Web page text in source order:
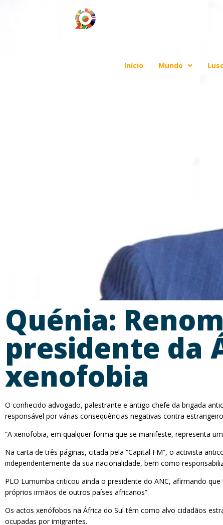
Início Mundo
Quénia:
presidente da
xenofobia
O conhecido advogado, palestrante e antigo chefe da brigada
responsável por várias consequências negativas contra
“A xenofobia, em qualquer forma que se manifeste, representa
Na carta de três páginas, citada pela “Capital FM”, o activista
independentemente da sua nacionalidade, bem como
PLO Lumumba criticou ainda o presidente do ANC, afirmando
próprios irmãos de outros países africanos”.
Os actos xenófobos na África do Sul têm como alvo cidadãos
ocupadas por imigrantes.